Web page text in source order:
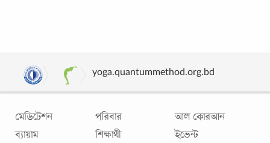
yoga.quantummethod.org.bd
মেডিটেশন
ব্যায়াম
পরিবার
শিক্ষার্থী
আল কোরআন
ইভেন্ট